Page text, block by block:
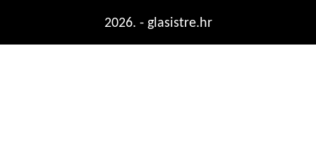
2026. - glasistre.hr